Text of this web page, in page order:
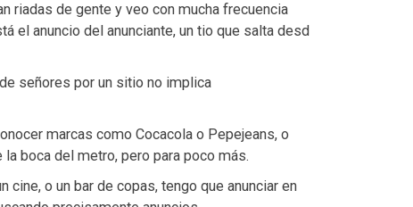
riadas de gente y veo con mucha frecuencia
el anuncio del anunciante, un tio que salta desd
señores por un sitio no implica
marcas como Cocacola o Pepejeans, o
boca del metro, pero para poco más.
cine, o un bar de copas, tengo que anunciar en